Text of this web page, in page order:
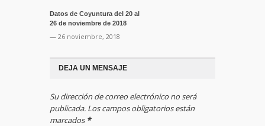
Datos de Coyuntura del 20 al
26 de noviembre de 2018
— 26 noviembre, 2018
DEJA UN MENSAJE
Su dirección de correo electrónico no será
publicada. Los campos obligatorios están
marcados *